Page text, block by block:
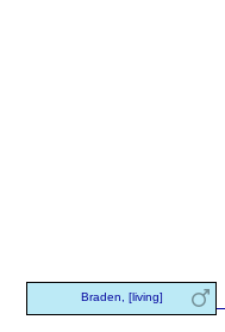
Braden, [living]